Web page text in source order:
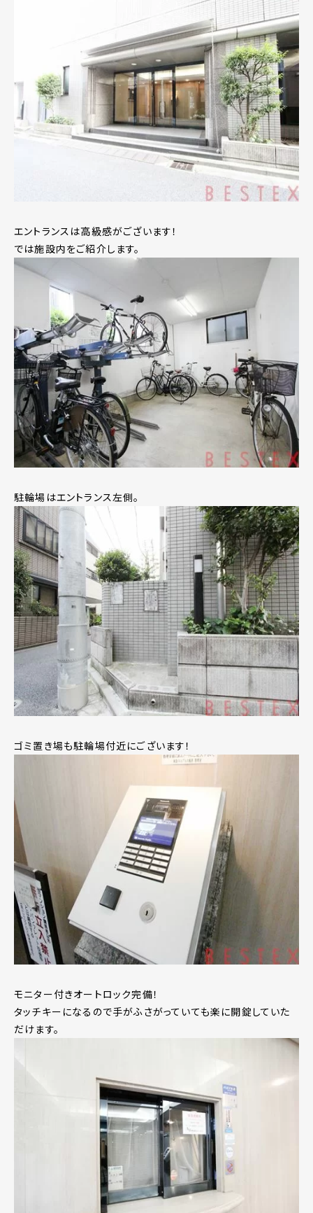
エントランスは高級感がございます！
では施設内をご紹介します。
駐輪場はエントランス左側。
ゴミ置き場も駐輪場付近にございます！
モニター付きオートロック完備！
タッチキーになるので手がふさがっていても楽に開錠していた
だけます。